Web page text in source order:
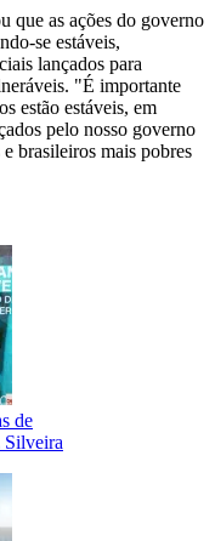
que as ações do governo
se estáveis,
lançados para
"É importante
estão estáveis, em
pelo nosso governo
brasileiros mais pobres
de
Silveira